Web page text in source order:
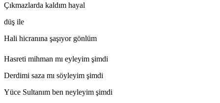
Çıkmazlarda kaldım hayal
düş ile
Hali hicranına şaşıyor gönlüm
Hasreti mihman mı eyleyim şimdi
Derdimi saza mı söyleyim şimdi
Yüce Sultanım ben neyleyim şimdi